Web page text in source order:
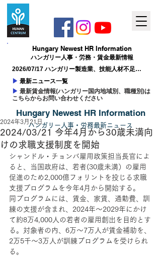
Hungary ​Newest HR Information
2026/07/17 ハンガリー製造業、技能人材不足が
成長の制約に
ハンガリー人事​・労務・賃金最新情報
▶ 最新ニュース一覧
▶ 最新賃金情報(ハンガリー国内地域別、職種別)は
こちらからお問い合わせください
2024/03/21 今年4月から30歳未満向
けの求職支援制度を開始
2024年3月21日
シャンドル・チョンバ雇用政策担当長官によ
ると、当国政府は、若者(30歳未満）の雇用
促進のため2,000億フォリントを投じる求職
支援プログラムを今年4月から開始する。
同プログラムには、賃金、家賃、通勤費、訓
練の支援が含まれ、2024年〜2029年にかけ
て約8万4,000人の若者の雇用創出を目的とす
る。対象者の内、6万〜7万人が賃金補助を、
2万5千〜3万人が訓練プログラムを受けられ
る。
Hungary ​Newest HR Information
ハンガリー人事 ​・ 労務最新ニュー ス